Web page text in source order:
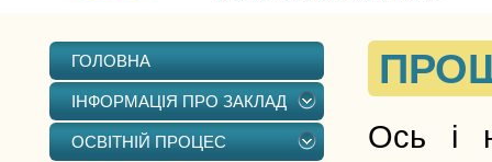
ГОЛОВНА
ІНФОРМАЦІЯ ПРО ЗАКЛАД
ОСВІТНІЙ ПРОЦЕС
Ось і